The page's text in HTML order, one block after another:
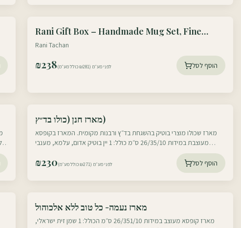
עוטף צפון
Rani Gift Box – Handmade Mug Set, Fine
Coffee & Chocolate
Rani Tachan
₪238 לפני מע״מ (₪281 כולל מע״מ) הוסף לסל
מארז חנן (כולו בד״ץ)
מארז שכולו מוצרי בוטיק בהשגחת בד״ץ ורבנות מקומית. המארז בקופסא
מעוצבת במידות 26/35/10 ס״מ כולל: 1 יין בוטיק אדום, עלמא, מענבי
₪230 לפני מע״מ (₪271 כולל מע״מ) הוסף לסל
מארז נעמה- כל טוב ללא אלכוהול
מארז קופסא מעוצב במידות 26/351/10 ס״מ הכולל: 1 שמן זית ישראלי,